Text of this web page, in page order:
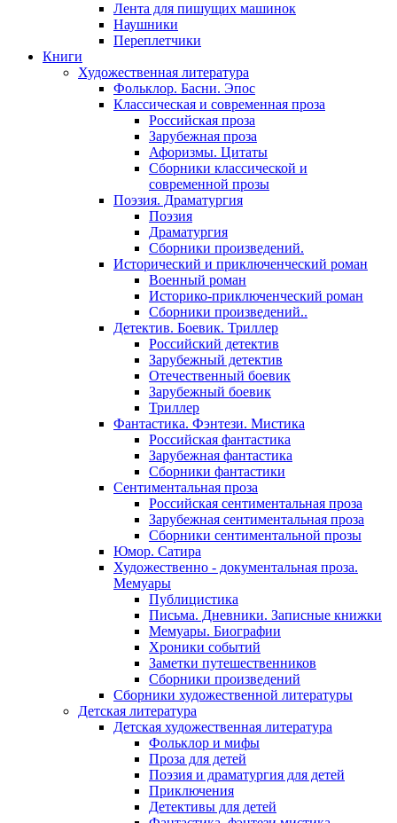
Лента для пишущих машинок
Наушники
Переплетчики
Книги
Художественная литература
Фольклор. Басни. Эпос
Классическая и современная проза
Российская проза
Зарубежная проза
Афоризмы. Цитаты
Сборники классической и
современной прозы
Поэзия. Драматургия
Поэзия
Драматургия
Сборники произведений.
Исторический и приключенческий роман
Военный роман
Историко-приключенческий роман
Сборники произведений..
Детектив. Боевик. Триллер
Российский детектив
Зарубежный детектив
Отечественный боевик
Зарубежный боевик
Триллер
Фантастика. Фэнтези. Мистика
Российская фантастика
Зарубежная фантастика
Сборники фантастики
Сентиментальная проза
Российская сентиментальная проза
Зарубежная сентиментальная проза
Сборники сентиментальной прозы
Юмор. Сатира
Художественно - документальная проза.
Мемуары
Публицистика
Письма. Дневники. Записные книжки
Мемуары. Биографии
Хроники событий
Заметки путешественников
Сборники произведений
Сборники художественной литературы
Детская литература
Детская художественная литература
Фольклор и мифы
Проза для детей
Поэзия и драматургия для детей
Приключения
Детективы для детей